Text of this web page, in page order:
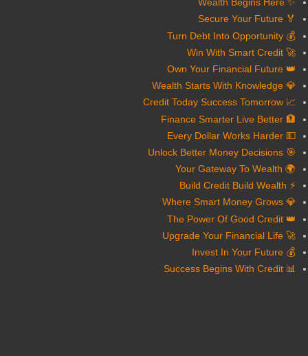
✨ Wealth Begins Here
🏅 Secure Your Future
💰 Turn Debt Into Opportunity
🚀 Win With Smart Credit
👑 Own Your Financial Future
💎 Wealth Starts With Knowledge
📈 Credit Today Success Tomorrow
🏦 Finance Smarter Live Better
💵 Every Dollar Works Harder
🎯 Unlock Better Money Decisions
🌍 Your Gateway To Wealth
⚡ Build Credit Build Wealth
💎 Where Smart Money Grows
👑 The Power Of Good Credit
🚀 Upgrade Your Financial Life
💰 Invest In Your Future
📊 Success Begins With Credit